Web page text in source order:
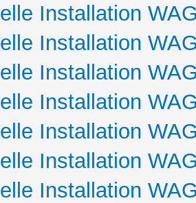
Installation
Installation
Installation
Installation
Installation
Installation
Installation